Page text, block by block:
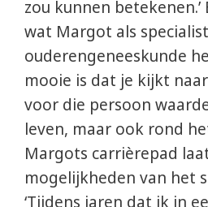
zou kunnen betekenen.’
wat Margot als specialist
ouderengeneeskunde
mooie is dat je kijkt
voor die persoon
leven, maar ook rond
Margots carrièrepad
mogelijkheden van het
‘Tijdens jaren dat ik in